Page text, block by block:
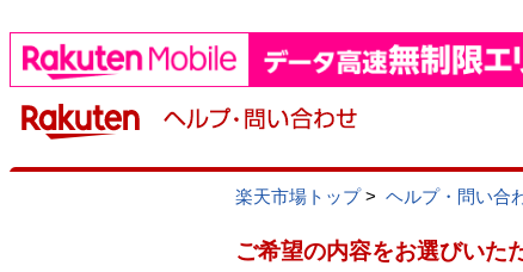
楽天市場トップ> ヘルプ・問い合
ご希望の内容をお選びいた